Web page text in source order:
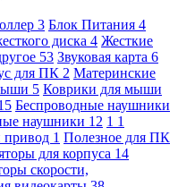
3 Блок Питания 4
диска 4 Жесткие
53 Звуковая карта 6
для ПК 2 Материнские
5 Коврики для мыши
Беспроводные наушники
наушники 12 1 1
привод 1 Полезное для ПК
для корпуса 14
скорости,